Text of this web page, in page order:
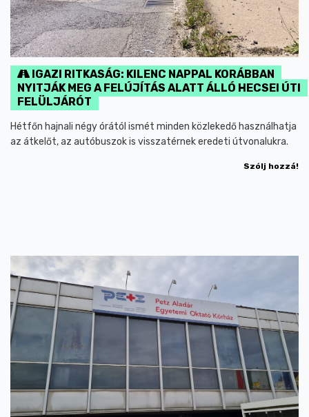
IGAZI RITKASÁG: KILENC NAPPAL KORÁBBAN
NYITJÁK MEG A FELÚJÍTÁS ALATT ÁLLÓ HECSEI ÚTI
FELÜLJÁRÓT
Hétfőn hajnali négy órától ismét minden közlekedő használhatja
az átkelőt, az autóbuszok is visszatérnek eredeti útvonalukra.
Szólj hozzá!